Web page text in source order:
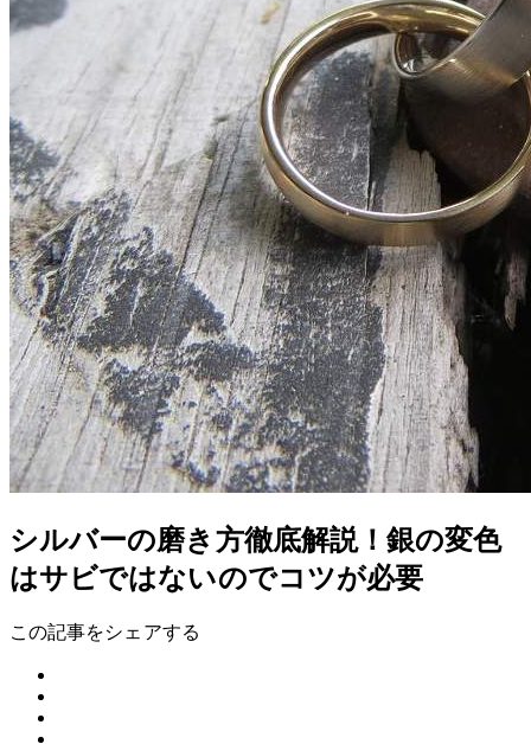
シルバーの磨き方徹底解説！銀の変色
はサビではないのでコツが必要
この記事をシェアする